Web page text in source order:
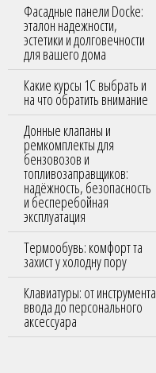
Фасадные панели Docke:
эталон надежности,
эстетики и долговечности
для вашего дома
Какие курсы 1С выбрать и
на что обратить внимание
Донные клапаны и
ремкомплекты для
бензовозов и
топливозаправщиков:
надёжность, безопасность
и бесперебойная
эксплуатация
Термообувь: комфорт та
захист у холодну пору
Клавиатуры: от инструмента
ввода до персонального
аксессуара